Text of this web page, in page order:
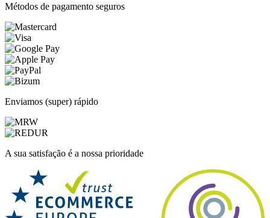
Métodos de pagamento seguros
Enviamos (super) rápido
A sua satisfação é a nossa prioridade